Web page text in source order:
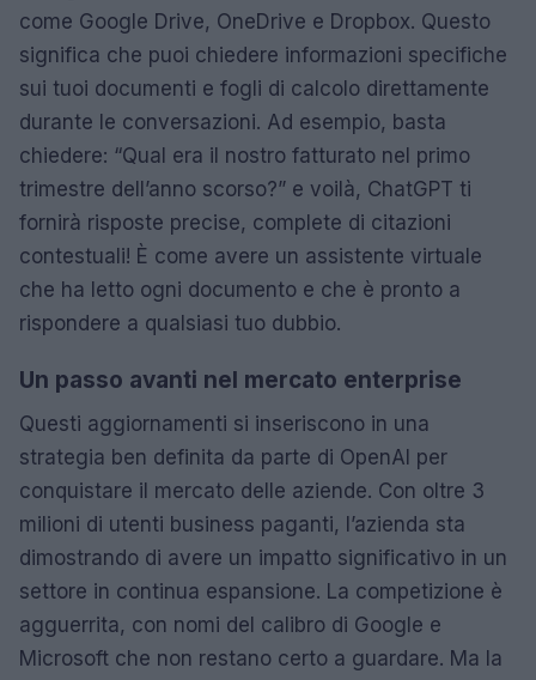
come Google Drive, OneDrive e Dropbox. Questo
significa che puoi chiedere informazioni specifiche
sui tuoi documenti e fogli di calcolo direttamente
durante le conversazioni. Ad esempio, basta
chiedere: “Qual era il nostro fatturato nel primo
trimestre dell’anno scorso?” e voilà, ChatGPT ti
fornirà risposte precise, complete di citazioni
contestuali! È come avere un assistente virtuale
che ha letto ogni documento e che è pronto a
rispondere a qualsiasi tuo dubbio.
Un passo avanti nel mercato enterprise
Questi aggiornamenti si inseriscono in una
strategia ben definita da parte di OpenAI per
conquistare il mercato delle aziende. Con oltre 3
milioni di utenti business paganti, l’azienda sta
dimostrando di avere un impatto significativo in un
settore in continua espansione. La competizione è
agguerrita, con nomi del calibro di Google e
Microsoft che non restano certo a guardare. Ma la